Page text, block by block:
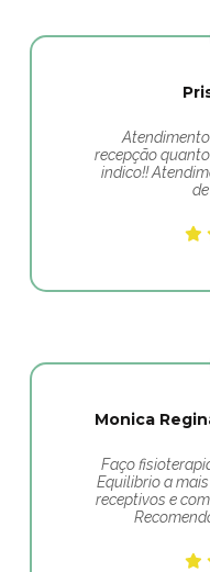
recepção
indico!!
Monica
Faço
Equilibrio a
receptivos e